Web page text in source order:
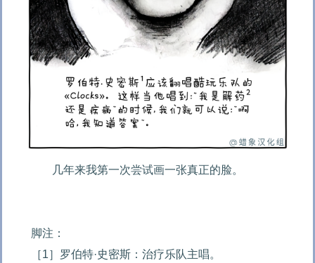
几年来我第一次尝试画一张真正的脸。
脚注：
［1］罗伯特·史密斯：治疗乐队主唱。